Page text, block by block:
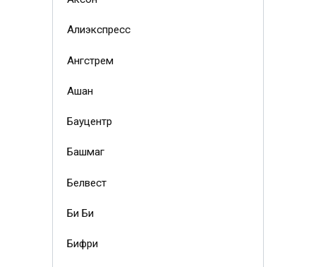
Алиэкспресс
Ангстрем
Ашан
Бауцентр
Башмаг
Белвест
Би Би
Бифри